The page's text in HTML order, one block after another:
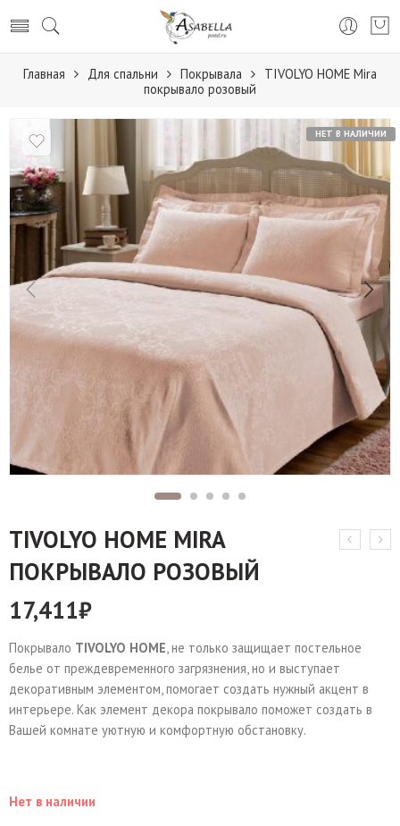
Главная Для спальни Покрывала
TIVOLYO HOME Mira
покрывало розовый
НЕТ В НАЛИЧИИ
TIVOLYO HOME MIRA
ПОКРЫВАЛО РОЗОВЫЙ
17,411₽
Покрывало TIVOLYO HOME, не только защищает постельное
белье от преждевременного загрязнения, но и выступает
декоративным элементом, помогает создать нужный акцент в
интерьере. Как элемент декора покрывало поможет создать в
Вашей комнате уютную и комфортную обстановку.
Нет в наличии